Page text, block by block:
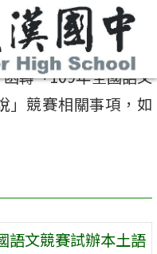
函轉「109年全國語文
」競賽相關事項，如
語文競賽試辦本土語